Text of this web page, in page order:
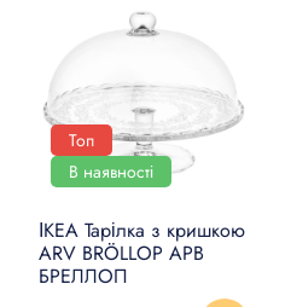
Топ
В наявності
ІКЕА Тарілка з кришкою
ARV BRÖLLOP АРВ
БРЕЛЛОП